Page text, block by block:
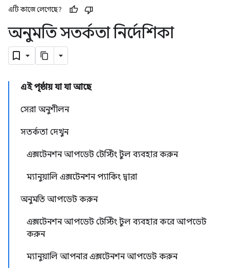
এটি কাজে লেগেছে?
অনুমতি সতর্কতা নির্দেশিকা
এই পৃষ্ঠায় যা যা আছে
সেরা অনুশীলন
সতর্কতা দেখুন
এক্সটেনশন আপডেট টেস্টিং টুল ব্যবহার করুন
ম্যানুয়ালি এক্সটেনশন প্যাকিং দ্বারা
অনুমতি আপডেট করুন
এক্সটেনশন আপডেট টেস্টিং টুল ব্যবহার করে আপডেট
করুন
ম্যানুয়ালি আপনার এক্সটেনশন আপডেট করুন